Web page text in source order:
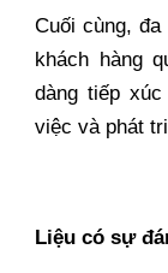
Cuối cùng,
khách hàng
dàng tiếp
việc và phát
Liệu có sự